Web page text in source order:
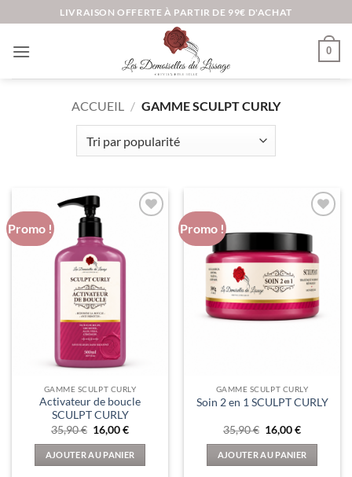
au
contenu
LIVRAISON OFFERTE À PARTIR DE 99€ D'ACHAT
0
ACCUEIL / GAMME SCULPT CURLY
Promo !
GAMME SCULPT CURLY
Activateur de boucle
SCULPT CURLY
35,90€ Le
prix
initial
était :
35,90 €.
16,00€Le
actuel
est :
16,00 €.
AJOUTER AU PANIER
Promo !
à la liste
d’envies
GAMME SCULPT CURLY
Soin 2 en 1 SCULPT CURLY
35,90€ Le
prix
initial
était :
35,90 €.
16,00€Le
actuel
est :
16,00 €.
AJOUTER AU PANIER